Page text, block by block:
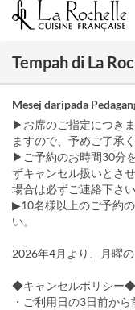
Tempah di La
Mesej daripada
▶お席のご指定につき
ますので、予めご了承く
▶ご予約のお時間30分
ずキャンセル扱いとさ
場合は必ずご連絡下さい
▶10名様以上のご予約
い。
2026年4月より、月曜
◆キャンセルポリシー◆
・ご利用日の3日前か